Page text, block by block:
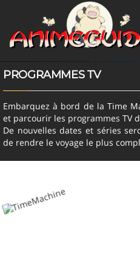
PROGRAMMES TV
Embarquez à bord de la Time
et parcourir les programmes TV
De nouvelles dates et séries
de rendre le voyage le plus
Panneau de gestion des cookies